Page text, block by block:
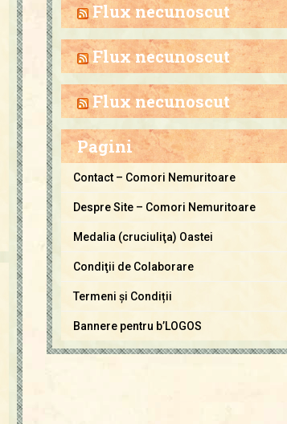
h
i
v
C
o
m
o
i
u
Flux necunoscut
Flux necunoscut
Flux necunoscut
Pagini
Contact – Comori Nemuritoare
Despre Site – Comori Nemuritoare
Medalia (cruciuliţa) Oastei
Condiţii de Colaborare
Termeni și Condiții
Bannere pentru b’LOGOS